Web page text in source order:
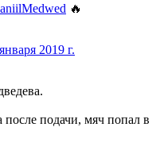
🔥
2019 г.
подачи, мяч попал в